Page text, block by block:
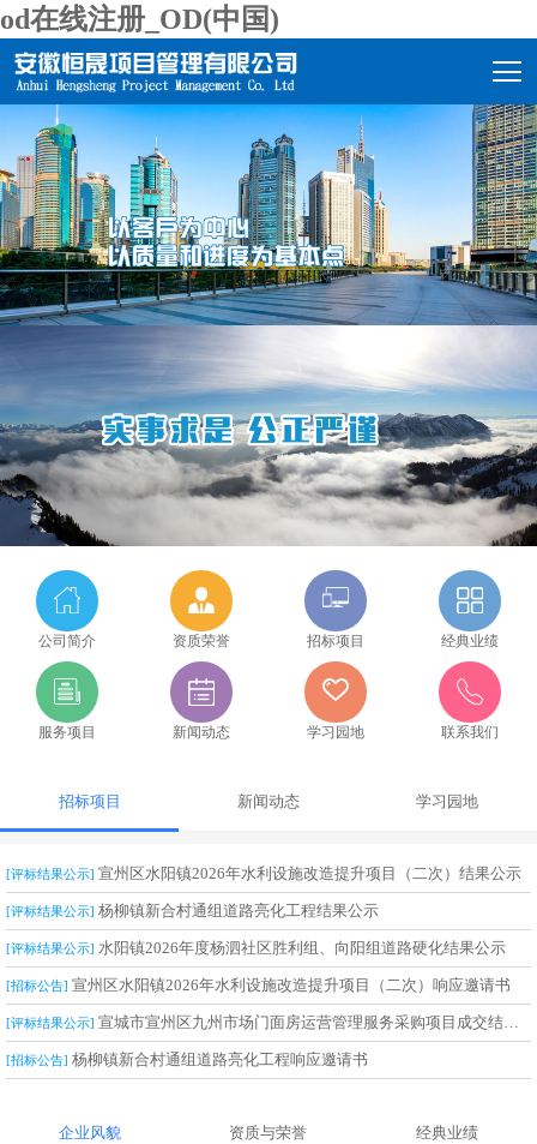
od在线注册_OD(中国)
公司简介 资质荣誉 招标项目 经典业绩
服务项目 新闻动态 学习园地 联系我们
招标项目 新闻动态 学习园地
[评标结果公示] 宣州区水阳镇2026年水利设施改造提升项目（二次）结果公示
[评标结果公示] 杨柳镇新合村通组道路亮化工程结果公示
[评标结果公示] 水阳镇2026年度杨泗社区胜利组、向阳组道路硬化结果公示
[招标公告] 宣州区水阳镇2026年水利设施改造提升项目（二次）响应邀请书
[评标结果公示] 宣城市宣州区九州市场门面房运营管理服务采购项目成交结果公告
[招标公告] 杨柳镇新合村通组道路亮化工程响应邀请书
企业风貌 资质与荣誉 经典业绩